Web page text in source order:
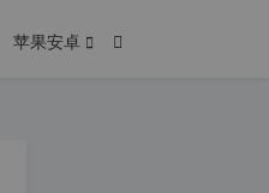
苹果安卓